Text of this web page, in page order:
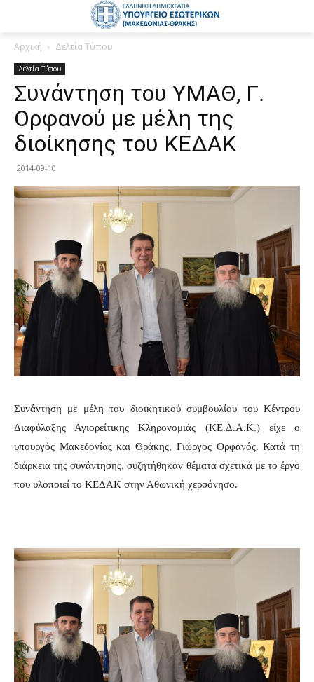
Αρχική Δελτία Τύπου
Δελτία Τύπου
Συνάντηση του ΥΜΑΘ, Γ.
Ορφανού με μέλη της
διοίκησης του ΚΕΔΑΚ
2014-09-10
Συνάντηση με μέλη του διοικητικού συμβουλίου του Κέντρου
Διαφύλαξης Αγιορείτικης Κληρονομιάς (ΚΕ.Δ.Α.Κ.) είχε ο
υπουργός Μακεδονίας και Θράκης, Γιώργος Ορφανός. Κατά τη
διάρκεια της συνάντησης, συζητήθηκαν θέματα σχετικά με το έργο
που υλοποιεί το ΚΕΔΑΚ στην Αθωνική χερσόνησο.